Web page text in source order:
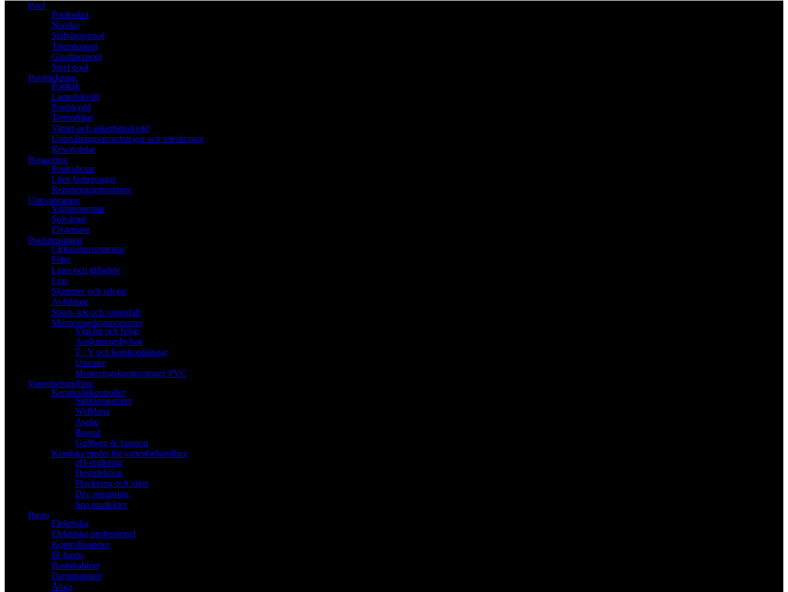
Pool
Poolpaket
Niveko
Stålväggspool
Thermopool
Glasfiberpool
Steel pool
Pooltäckning
Pooltak
Lamellskydd
Poolskydd
Termofiltar
Vinter-och säkerhetsskydd
Upprullningsanordningar och teleskoprör
Reservdelar
Rengöring
Poolrobotar
Liten bottensugar
Rengöringsutrustning
Uppvärmning
Värmepumpar
Solvärme
Elvärmare
Poolutrustning
Cirkulationspumpar
Filter
Liner och tillbehör
Ljus
Skimmer och utlopp
Avfuktare
Sport- lek och vattenfall
Monteringskomponenter
Vinklar och böjar
Anslutningshylsor
T / Y och korskopplingar
Unioner
Monteringskomponenter PVC
Vattenbehandling
Kemikaliekontroller
Saltklorinatorer
Welldana
Aseko
Bayrol
Gullberg & Jansson
Kemiska medel för vattenbehandling
pH-reglering
Desinfektion
Flockning och alger
Div. rengöring
Spa produkter
Bastu
Elektriska
Elektriske professionel
Kontrollpaneler
IR-bastu
Bastukabiner
Dampkabiner
Ånga